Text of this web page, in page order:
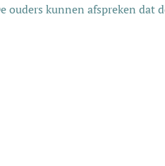
ouders kunnen afspreken